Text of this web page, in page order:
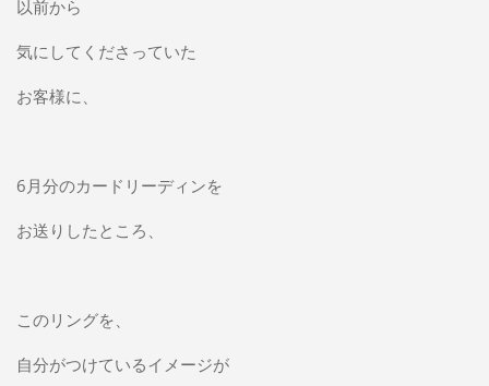
以前から
気にしてくださっていた
お客様に、
6月分のカードリーディンを
お送りしたところ、
このリングを、
自分がつけているイメージが